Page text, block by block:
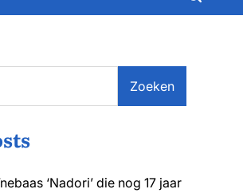
Zoeken
‘Nadori’ die nog 17 jaar